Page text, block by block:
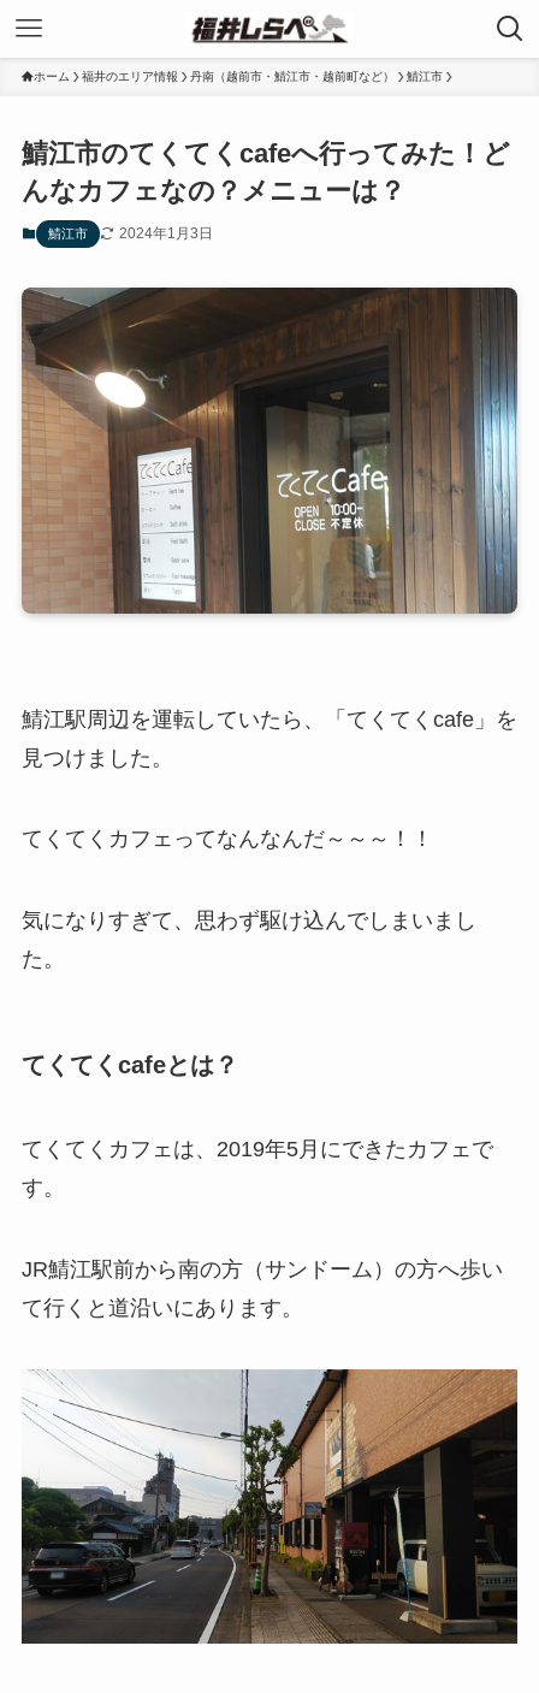
ホーム 福井のエリア情報 丹南（越前市・鯖江市・越前町など） 鯖江市
鯖江市のてくてくcafeへ行ってみた！ど
んなカフェなの？メニューは？
鯖江市 2024年1月3日
鯖江駅周辺を運転していたら、「てくてくcafe」を
見つけました。
てくてくカフェってなんなんだ～～～！！
気になりすぎて、思わず駆け込んでしまいまし
た。
てくてくcafeとは？
てくてくカフェは、2019年5月にできたカフェで
す。
JR鯖江駅前から南の方（サンドーム）の方へ歩い
て行くと道沿いにあります。